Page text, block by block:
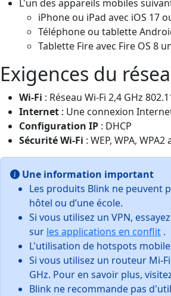
L'un des appareils mobiles
iPhone ou iPad avec iOS 17
Téléphone ou tablette
Tablette Fire avec Fire OS 8
Exigences du
Wi-Fi : Réseau Wi-Fi 2,4 GHz
Internet : Une connexion
Configuration IP : DHCP
Sécurité Wi-Fi : WEP, WPA, WPA2
Une information important
Les produits Blink ne peuvent
hôtel ou d’une école.
Si vous utilisez un VPN,
sur les applications en conflit .
L'utilisation de hotspots
Si vous utilisez un routeur Mi-
GHz. Pour en savoir plus,
Blink ne recommande pas